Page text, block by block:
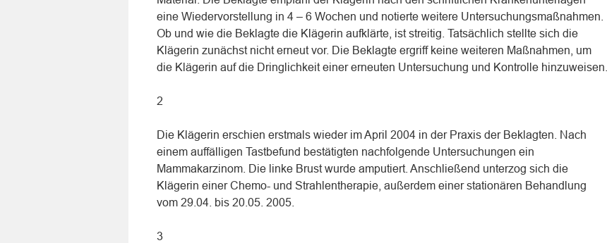
eine Wiedervorstellung in 4 – 6 Wochen und notierte weitere Untersuchungsmaßnahmen.
Ob und wie die Beklagte die Klägerin aufklärte, ist streitig. Tatsächlich stellte sich die
Klägerin zunächst nicht erneut vor. Die Beklagte ergriff keine weiteren Maßnahmen, um
die Klägerin auf die Dringlichkeit einer erneuten Untersuchung und Kontrolle hinzuweisen.
2
Die Klägerin erschien erstmals wieder im April 2004 in der Praxis der Beklagten. Nach
einem auffälligen Tastbefund bestätigten nachfolgende Untersuchungen ein
Mammakarzinom. Die linke Brust wurde amputiert. Anschließend unterzog sich die
Klägerin einer Chemo- und Strahlentherapie, außerdem einer stationären Behandlung
vom 29.04. bis 20.05. 2005.
3